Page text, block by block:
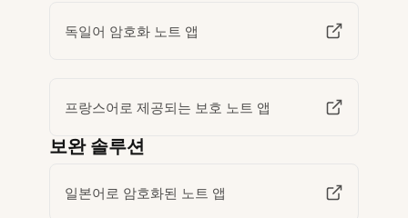
독일어 암호화 노트 앱
프랑스어로 제공되는 보호 노트 앱
보완 솔루션
일본어로 암호화된 노트 앱